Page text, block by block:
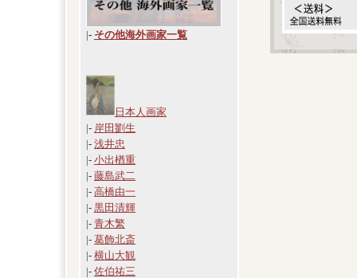
|- その他海外画家一覧
日本人画家
|- 岸田劉生
|- 浅井忠
|- 小出楢重
|- 藤島武二
|- 高橋由一
|- 黒田清輝
|- 青木繁
|- 葛飾北斎
|- 横山大観
|- 佐伯祐三